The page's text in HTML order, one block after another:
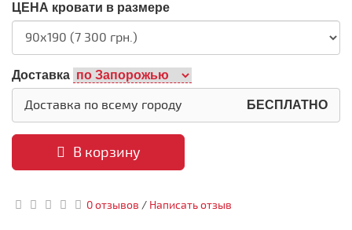
ЦЕНА кровати в размере
Доставка
Доставка по всему городу БЕСПЛАТНО
В корзину
0 отзывов / Написать отзыв